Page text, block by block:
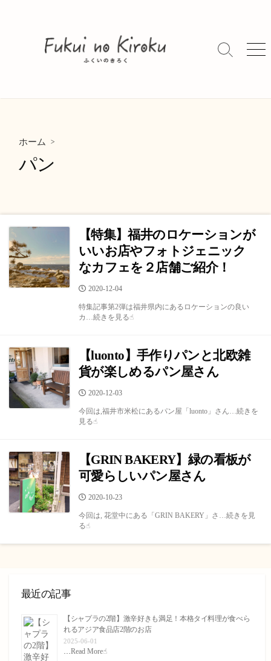
ス
検
替
メ
ホーム >
パン
【特集】福井のロケーションが
いいお店やフォトジェニック
なカフェを２店舗ご紹介！
公
日
2020-12-04
特集記事第2弾は福井県内にあるロケーションの良い
カ…続きを見る☝︎
【luonto】手作りパンと北欧雑
貨が楽しめるパン屋さん
公
日
2020-12-03
今回は,福井市米松にあるパン屋「luonto」さん…続きを
見る☝︎
【GRIN BAKERY】緑の看板が
可愛らしいパン屋さん
公
日
2020-10-23
今回は, 花堂中にある「GRIN BAKERY」さ…続きを見
る☝︎
最近の記事
【シャプラの2階】激辛好きも満足！本格タイ料理が食べら
れるアジア食品店2階のお店
2025-06-01
Read More☝︎